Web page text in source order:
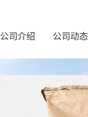
公司介绍 公司动态